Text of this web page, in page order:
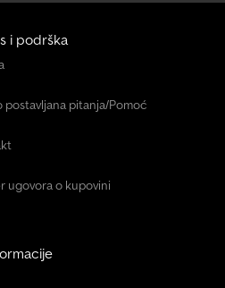
i podrška
postavljana pitanja/Pomoć
ugovora o kupovini